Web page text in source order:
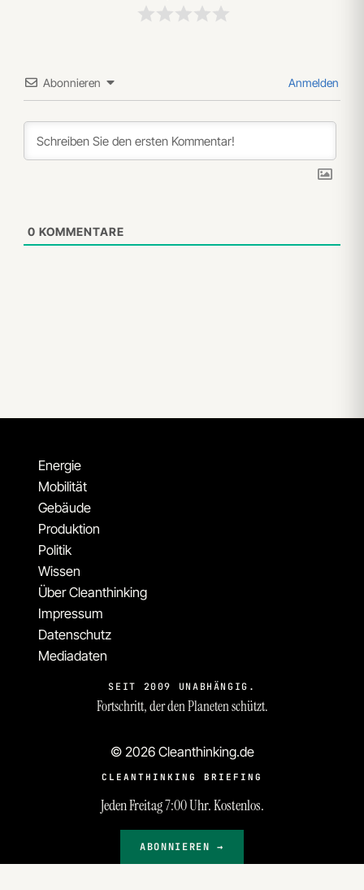
Abonnieren Anmelden
0 KOMMENTARE
Energie
Mobilität
Gebäude
Produktion
Politik
Wissen
Über Cleanthinking
Impressum
Datenschutz
Mediadaten
SEIT 2009 UNABHÄNGIG.
Fortschritt, der den Planeten schützt.
© 2026 Cleanthinking.de
CLEANTHINKING BRIEFING
Jeden Freitag 7:00 Uhr. Kostenlos.
ABONNIEREN →